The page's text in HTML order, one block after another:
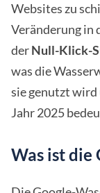
Websites zu
Veränderung in
derNull-Klick-
was die
sie genutzt wird
Jahr 2025
Was ist die